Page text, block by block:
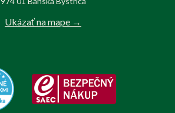
Ukázať na mape →